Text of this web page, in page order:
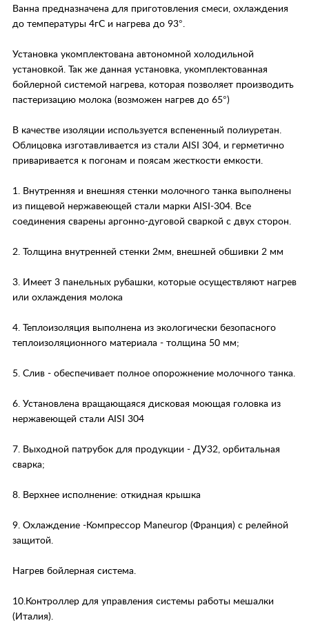
Ванна предназначена для приготовления смеси, охлаждения
до температуры 4гС и нагрева до 93°.
Установка укомплектована автономной холодильной
установкой. Так же данная установка, укомплектованная
бойлерной системой нагрева, которая позволяет производить
пастеризацию молока (возможен нагрев до 65°)
В качестве изоляции используется вспененный полиуретан.
Облицовка изготавливается из стали AISI 304, и герметично
приваривается к погонам и поясам жесткости емкости.
1. Внутренняя и внешняя стенки молочного танка выполнены
из пищевой нержавеющей стали марки AISI-304. Все
соединения сварены аргонно-дуговой сваркой с двух сторон.
2. Толщина внутренней стенки 2мм, внешней обшивки 2 мм
3. Имеет 3 панельных рубашки, которые осуществляют нагрев
или охлаждения молока
4. Теплоизоляция выполнена из экологически безопасного
теплоизоляционного материала - толщина 50 мм;
5. Слив - обеспечивает полное опорожнение молочного танка.
6. Установлена вращающаяся дисковая моющая головка из
нержавеющей стали AISI 304
7. Выходной патрубок для продукции - ДУ32, орбитальная
сварка;
8. Верхнее исполнение: откидная крышка
9. Охлаждение -Компрессор Maneurop (Франция) c релейной
защитой.
Нагрев бойлерная система.
10.Контроллер для управления системы работы мешалки
(Италия).